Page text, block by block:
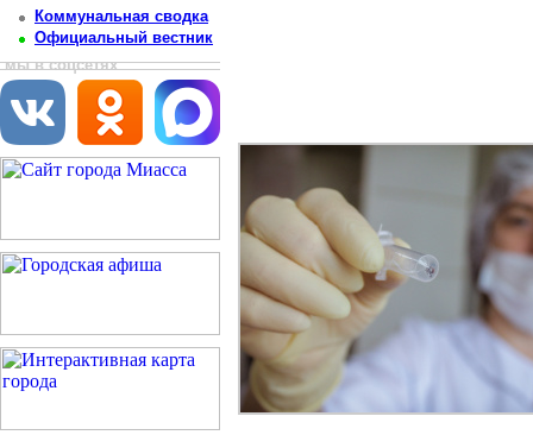
Коммунальная сводка
Официальный вестник
мы в соцсетях